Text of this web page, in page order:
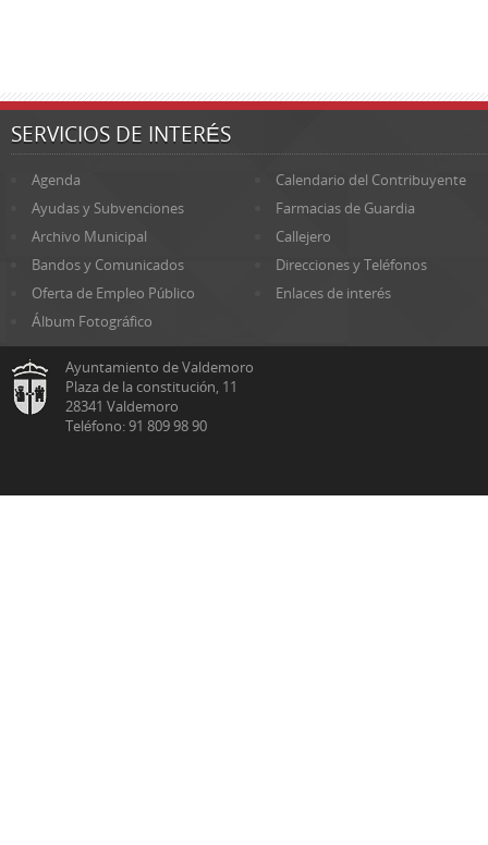
SERVICIOS DE INTERÉS
Agenda
Calendario del Contribuyente
Ayudas y Subvenciones
Farmacias de Guardia
Archivo Municipal
Callejero
Bandos y Comunicados
Direcciones y Teléfonos
Oferta de Empleo Público
Enlaces de interés
Álbum Fotográfico
Ayuntamiento de Valdemoro
Plaza de la constitución, 11
28341 Valdemoro
Teléfono: 91 809 98 90